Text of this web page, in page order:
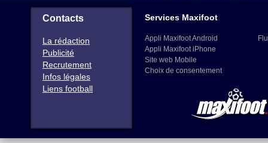
Contacts
La rédaction
Publicité
Recrutement
Infos légales
Liens football
Services Maxifoot
Appli Maxifoot Android
Appli Maxifoot iPhone
Site web Mobile
Choix de consentement